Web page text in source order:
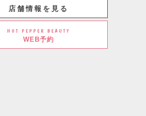
店舗情報を見る
HOT PEPPER BEAUTY
WEB予約